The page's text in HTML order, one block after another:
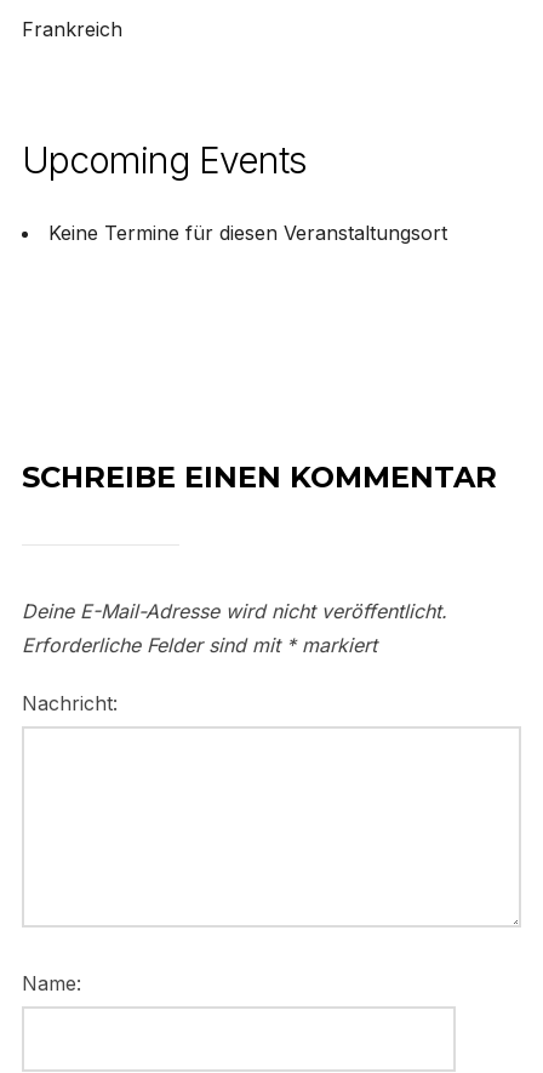
Frankreich
Upcoming Events
Keine Termine für diesen Veranstaltungsort
SCHREIBE EINEN KOMMENTAR
Deine E-Mail-Adresse wird nicht veröffentlicht.
Erforderliche Felder sind mit *markiert
Nachricht:
Name: